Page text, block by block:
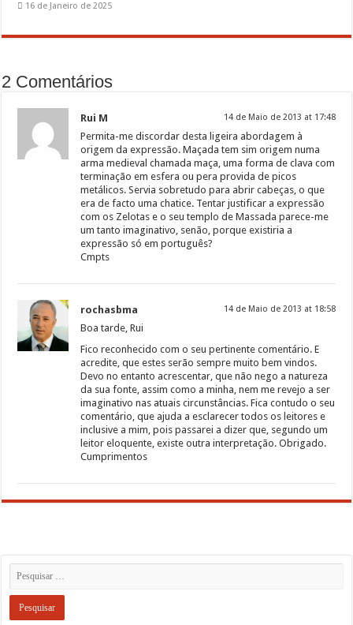
16 de Janeiro de 2025
2 Comentários
Rui M 14 de Maio de 2013 at 17:48
Permita-me discordar desta ligeira abordagem à
origem da expressão. Maçada tem sim origem numa
arma medieval chamada maça, uma forma de clava com
terminação em esfera ou pera provida de picos
metálicos. Servia sobretudo para abrir cabeças, o que
era de facto uma chatice. Tentar justificar a expressão
com os Zelotas e o seu templo de Massada parece-me
um tanto imaginativo, senão, porque existiria a
expressão só em português?
Cmpts
rochasbma 14 de Maio de 2013 at 18:58
Boa tarde, Rui
Fico reconhecido com o seu pertinente comentário. E
acredite, que estes serão sempre muito bem vindos.
Devo no entanto acrescentar, que não nego a natureza
da sua fonte, assim como a minha, nem me revejo a ser
imaginativo nas atuais circunstâncias. Fica contudo o seu
comentário, que ajuda a esclarecer todos os leitores e
inclusive a mim, pois passarei a dizer que, segundo um
leitor eloquente, existe outra interpretação. Obrigado.
Cumprimentos